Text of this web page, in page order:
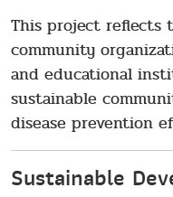
This project reflects
community
and educational
sustainable
disease prevention
Sustainable